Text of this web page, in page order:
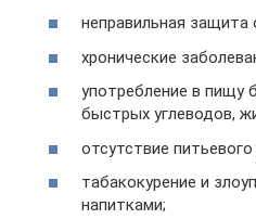
неправильная
хронические
употребление в пищу
быстрых углеводов,
отсутствие
табакокурение и
напитками;